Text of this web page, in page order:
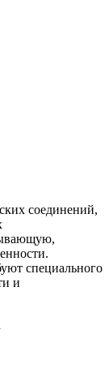
соединений,
специального
и